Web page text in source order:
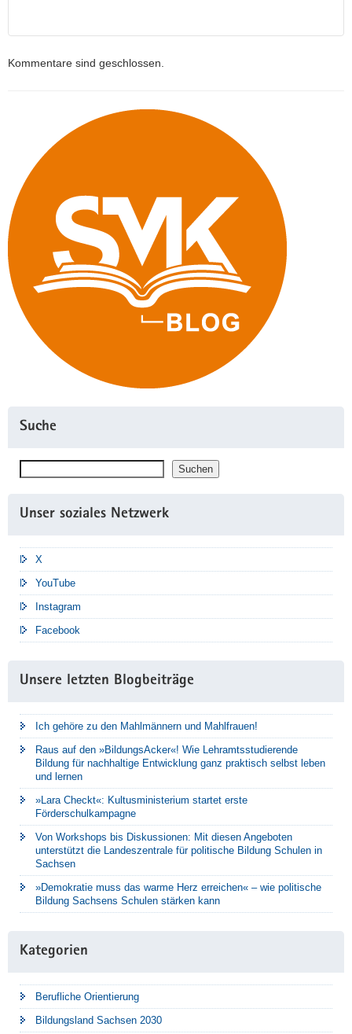
Kommentare sind geschlossen.
Suche
Suchen Suchen
Unser soziales Netzwerk
X
YouTube
Instagram
Facebook
Unsere letzten Blogbeiträge
Ich gehöre zu den Mahlmännern und Mahlfrauen!
Raus auf den »BildungsAcker«! Wie Lehramtsstudierende
Bildung für nachhaltige Entwicklung ganz praktisch selbst leben
und lernen
»Lara Checkt«: Kultusministerium startet erste
Förderschulkampagne
Von Workshops bis Diskussionen: Mit diesen Angeboten
unterstützt die Landeszentrale für politische Bildung Schulen in
Sachsen
»Demokratie muss das warme Herz erreichen« – wie politische
Bildung Sachsens Schulen stärken kann
Kategorien
Berufliche Orientierung
Bildungsland Sachsen 2030